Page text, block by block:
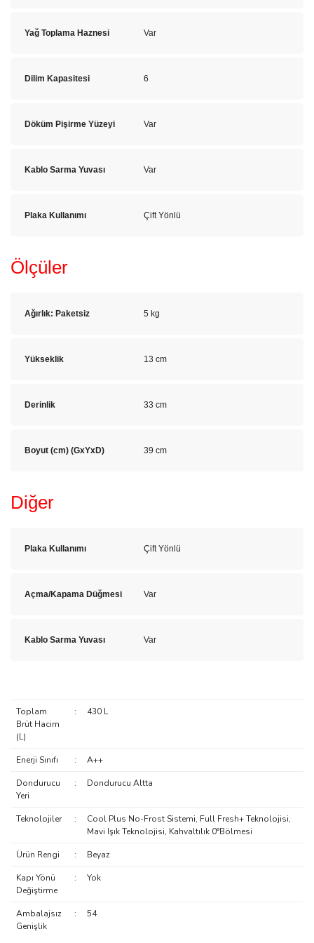
Yağ Toplama Haznesi Var
Dilim Kapasitesi 6
Döküm Pişirme Yüzeyi Var
Kablo Sarma Yuvası Var
Plaka Kullanımı Çift Yönlü
Ölçüler
Ağırlık: Paketsiz 5 kg
Yükseklik 13 cm
Derinlik 33 cm
Boyut (cm) (GxYxD) 39 cm
Diğer
Plaka Kullanımı Çift Yönlü
Açma/Kapama Düğmesi Var
Kablo Sarma Yuvası Var
Toplam
Brüt Hacim
(L)
: 430 L
Enerji Sınıfı : A++
Dondurucu
Yeri
: Dondurucu Altta
Teknolojiler :
Cool Plus No-Frost Sistemi, Full Fresh+ Teknolojisi,
Mavi Işık Teknolojisi, Kahvaltılık 0°Bölmesi
Ürün Rengi : Beyaz
Kapı Yönü
Değiştirme
: Yok
Ambalajsız
Genişlik
: 54